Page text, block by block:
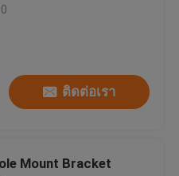
ติดต่อเรา
Mount Bracket